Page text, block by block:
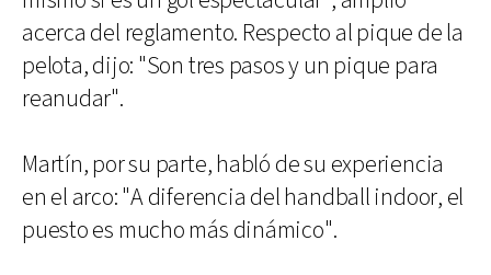
acerca del reglamento. Respecto al pique de la
pelota, dijo: "Son tres pasos y un pique para
reanudar".
Martín, por su parte, habló de su experiencia
en el arco: "A diferencia del handball indoor, el
puesto es mucho más dinámico".